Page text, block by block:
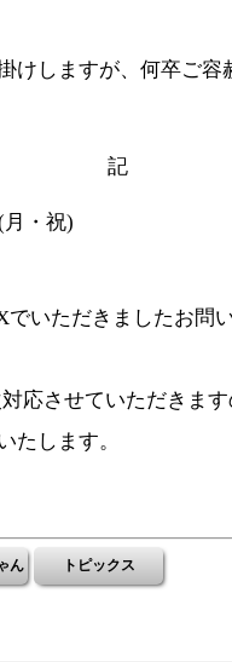
けしますが、何卒ご容
記
月・祝)
でいただきましたお問
応させていただきま
たします。
ん トピックス